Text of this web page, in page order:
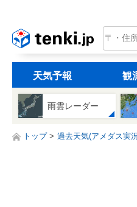
tenki.jp
天気予報 観
雨雲レーダー
トップ 過去天気(アメダス実